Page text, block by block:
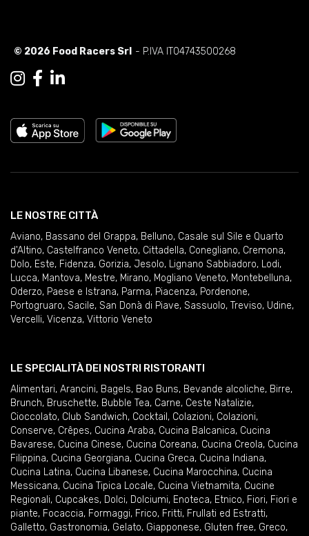
© 2026 Food Racers Srl - P.IVA IT04743500268
LE NOSTRE CITTÀ
Aviano, Bassano del Grappa, Belluno, Casale sul Sile e Quarto
d'Altino, Castelfranco Veneto, Cittadella, Conegliano, Cremona,
Dolo, Este, Fidenza, Gorizia, Jesolo, Lignano Sabbiadoro, Lodi,
Lucca, Mantova, Mestre, Mirano, Mogliano Veneto, Montebelluna,
Oderzo, Paese e Istrana, Parma, Piacenza, Pordenone,
Portogruaro, Sacile, San Donà di Piave, Sassuolo, Treviso, Udine,
Vercelli, Vicenza, Vittorio Veneto
LE SPECIALITÀ DEI NOSTRI RISTORANTI
Alimentari, Arancini, Bagels, Bao Buns, Bevande alcoliche, Birre,
Brunch, Bruschette, Bubble Tea, Carne, Ceste Natalizie,
Cioccolato, Club Sandwich, Cocktail , Colazioni, Colazioni,
Conserve, Crêpes, Cucina Araba, Cucina Balcanica, Cucina
Bavarese, Cucina Cinese, Cucina Coreana, Cucina Creola, Cucina
Filippina, Cucina Georgiana, Cucina Greca, Cucina Indiana,
Cucina Latina, Cucina Libanese, Cucina Marocchina, Cucina
Messicana, Cucina Tipica Locale, Cucina Vietnamita, Cucine
Regionali, Cupcakes, Dolci, Dolciumi, Enoteca, Etnico, Fiori, Fiori e
piante, Focaccia, Formaggi, Frico, Fritti, Frullati ed Estratti,
Galletto, Gastronomia, Gelato, Giapponese, Gluten free, Greco,